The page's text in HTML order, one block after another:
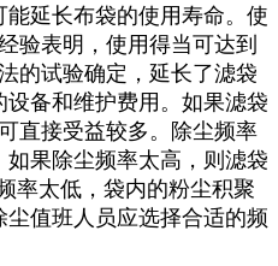
延长布袋的使用寿命。使
验表明，使用得当可达到
的试验确定，延长了滤袋
备和维护费用。如果滤袋
直接受益较多。除尘频率
果除尘频率太高，则滤袋
率太低，袋内的粉尘积聚
值班人员应选择合适的频